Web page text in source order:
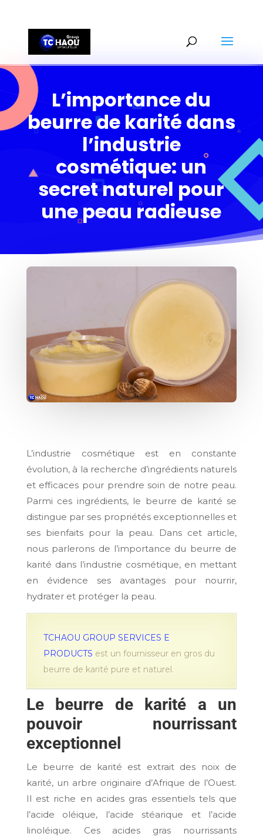
L’importance du
beurre de karité dans
l’industrie
cosmétique: un
secret naturel pour
une peau radieuse
L’industrie cosmétique est en constante
évolution, à la recherche d’ingrédients naturels
et efficaces pour prendre soin de notre peau.
Parmi ces ingrédients, le beurre de karité se
distingue par ses propriétés exceptionnelles et
ses bienfaits pour la peau. Dans cet article,
nous parlerons de l’importance du beurre de
karité dans l’industrie cosmétique, en mettant
en évidence ses avantages pour nourrir,
hydrater et protéger la peau.
TCHAOU GROUP SERVICES E
PRODUCTSest un fournisseur en gros du
beurre de karité pure et naturel.
Le beurre de karité a un
pouvoir nourrissant
exceptionnel
Le beurre de karité est extrait des noix de
karité, un arbre originaire d’Afrique de l’Ouest.
Il est riche en acides gras essentiels tels que
l’acide oléique, l’acide stéarique et l’acide
linoléique. Ces acides gras nourrissants